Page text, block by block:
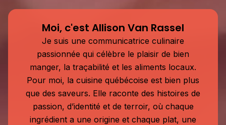
Moi, c'est Allison Van Rassel
Je suis une communicatrice culinaire
passionnée qui célèbre le plaisir de bien
manger, la traçabilité et les aliments locaux.
Pour moi, la cuisine québécoise est bien plus
que des saveurs. Elle raconte des histoires de
passion, d’identité et de terroir, où chaque
ingrédient a une origine et chaque plat, une